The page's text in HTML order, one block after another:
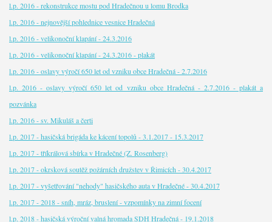
l.p. 2016 - rekonstrukce mostu pod Hradečnou u lomu Brodka
l.p. 2016 - nejnovější pohlednice vesnice Hradečná
l.p. 2016 - velikonoční klapání - 24.3.2016
l.p. 2016 - velikonoční klapání - 24.3.2016 - plakát
l.p. 2016 - oslavy výročí 650 let od vzniku obce Hradečná - 2.7.2016
l.p. 2016 - oslavy výročí 650 let od vzniku obce Hradečná - 2.7.2016 - plakát a
pozvánka
l.p. 2016 - sv. Mikuláš a čerti
l.p. 2017 - hasičská brigáda ke kácení topolů - 3.1.2017 - 15.3.2017
l.p. 2017 - tříkrálová sbírka v Hradečné (Z. Rosenberg)
l.p. 2017 - okrsková soutěž požárních družstev v Řimicích - 30.4.2017
l.p. 2017 - vyšetřování "nehody" hasičského auta v Hradečné - 30.4.2017
l.p. 2017 - 2018 - sníh, mráz, bruslení - vzpomínky na zimní focení
l.p. 2018 - hasičská výroční valná hromada SDH Hradečná - 19.1.2018